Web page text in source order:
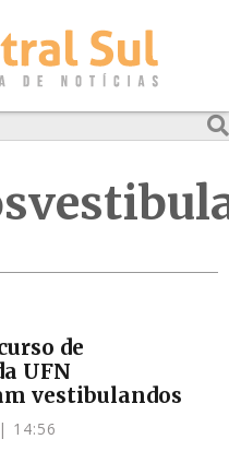
de
UFN
vestibulandos
14:56